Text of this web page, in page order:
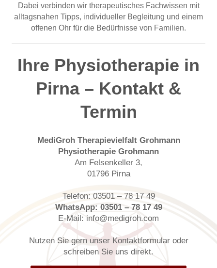
Dabei verbinden wir therapeutisches Fachwissen mit
alltagsnahen Tipps, individueller Begleitung und einem
offenen Ohr für die Bedürfnisse von Familien.
Ihre Physiotherapie in
Pirna – Kontakt &
Termin
MediGroh Therapievielfalt Grohmann
Physiotherapie Grohmann
Am Felsenkeller 3,
01796 Pirna
Telefon: 03501 – 78 17 49
WhatsApp: 03501 – 78 17 49
E-Mail: info@medigroh.com
Nutzen Sie gern unser Kontaktformular oder
schreiben Sie uns direkt.